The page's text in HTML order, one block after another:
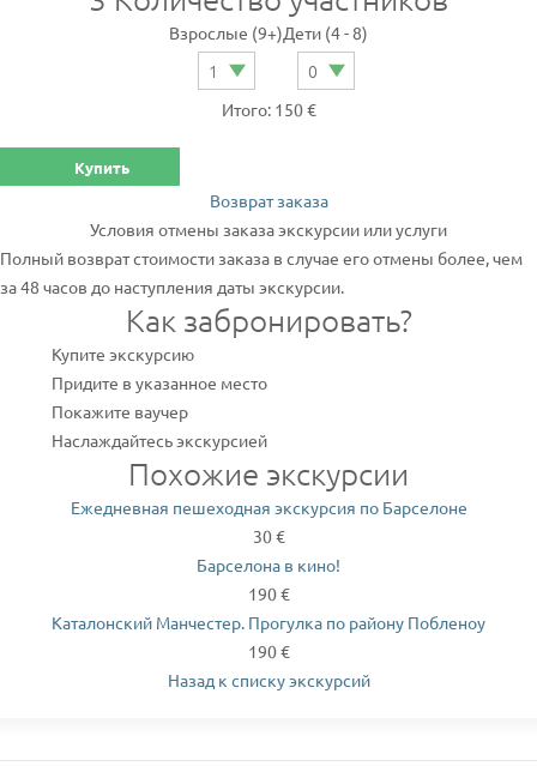
Взрослые (9+)Дети (4 - 8)
Итого: 150 €
Купить
Возврат заказа
Условия отмены заказа экскурсии или услуги
Полный возврат стоимости заказа в случае его отмены более, чем
за 48 часов до наступления даты экскурсии.
Как забронировать?
Купите экскурсию
Придите в указанное место
Покажите ваучер
Наслаждайтесь экскурсией
Похожие экскурсии
Ежедневная пешеходная экскурсия по Барселоне
30 €
Барселона в кино!
190 €
Каталонский Манчестер. Прогулка по району Побленоу
190 €
Назад к списку экскурсий